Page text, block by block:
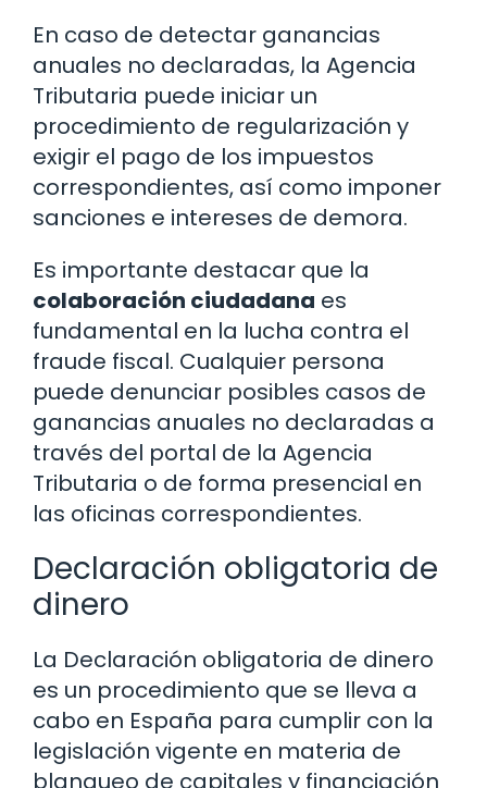
En caso de detectar ganancias
anuales no declaradas, la Agencia
Tributaria puede iniciar un
procedimiento de regularización y
exigir el pago de los impuestos
correspondientes, así como imponer
sanciones e intereses de demora.
Es importante destacar que la
colaboración ciudadana es
fundamental en la lucha contra el
fraude fiscal. Cualquier persona
puede denunciar posibles casos de
ganancias anuales no declaradas a
través del portal de la Agencia
Tributaria o de forma presencial en
las oficinas correspondientes.
Declaración obligatoria de
dinero
La Declaración obligatoria de dinero
es un procedimiento que se lleva a
cabo en España para cumplir con la
legislación vigente en materia de
blanqueo de capitales y financiación